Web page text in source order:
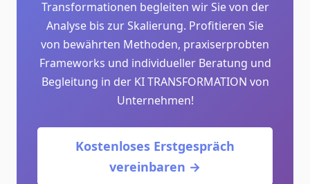
Transformationen begleiten wir Sie von der
Analyse bis zur Skalierung. Profitieren Sie
von bewährten Methoden, praxiserprobten
Frameworks und individueller Beratung und
Begleitung in der KI TRANSFORMATION von
Unternehmen!
Kostenloses Erstgespräch
vereinbaren →